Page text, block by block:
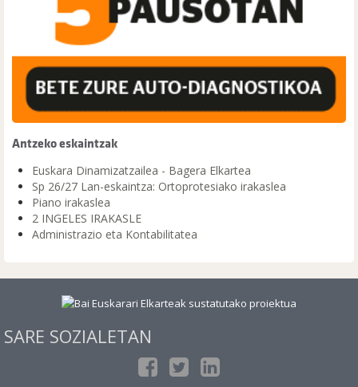
Antzeko eskaintzak
Euskara Dinamizatzailea - Bagera Elkartea
Sp 26/27 Lan-eskaintza: Ortoprotesiako irakaslea
Piano irakaslea
2 INGELES IRAKASLE
Administrazio eta Kontabilitatea
SARE SOZIALETAN